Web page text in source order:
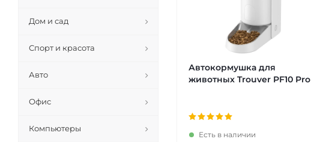
Автокормушка для
животных Trouver PF10 Pro
Есть в наличии
Дом и сад
Спорт и красота
Авто
Офис
Компьютеры